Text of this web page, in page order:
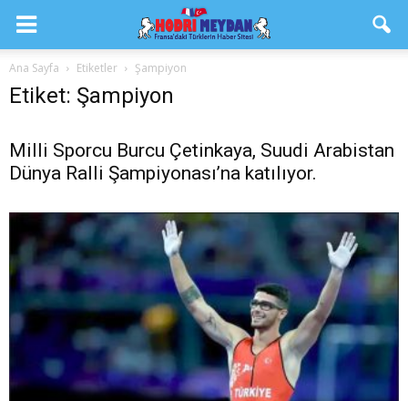
Ana Sayfa Etiketler Şampiyon
Etiket: Şampiyon
Milli Sporcu Burcu Çetinkaya, Suudi Arabistan
Dünya Ralli Şampiyonası’na katılıyor.